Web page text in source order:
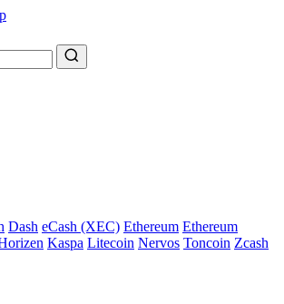
Dash eCash (XEC) Ethereum Ethereum
Kaspa Litecoin Nervos Toncoin Zcash